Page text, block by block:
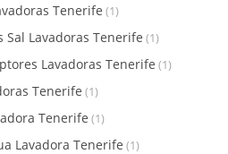
Tenerife (1)
Sal Lavadoras Tenerife (1)
Lavadoras Tenerife (1)
Tenerife (1)
Tenerife (1)
Lavadora Tenerife (1)